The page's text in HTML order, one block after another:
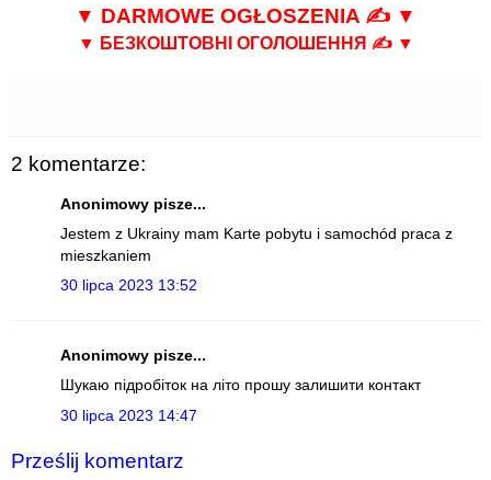
▼ DARMOWE OGŁOSZENIA ✍ ▼
▼ БЕЗКОШТОВНІ ОГОЛОШЕННЯ ✍ ▼
2 komentarze:
Anonimowy pisze...
Jestem z Ukrainy mam Karte pobytu i samochód praca z
mieszkaniem
30 lipca 2023 13:52
Anonimowy pisze...
Шукаю підробіток на літо прошу залишити контакт
30 lipca 2023 14:47
Prześlij komentarz